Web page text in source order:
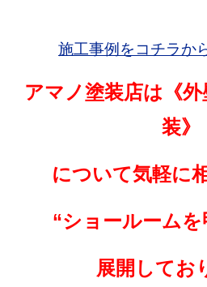
施工事例をコチラか
アマノ塗装店は《
装》
について気軽に
“ショールームを
展開してお